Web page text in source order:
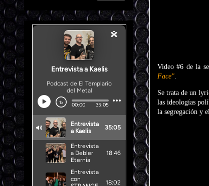
Video #6 de la
Face".
Se trata de un
las ideologías
la segregación y